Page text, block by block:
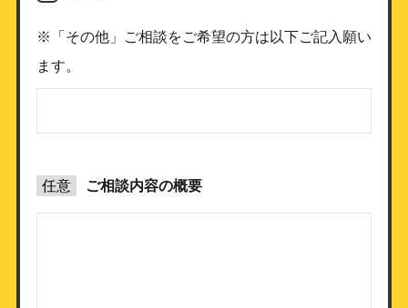
※「その他」ご相談をご希望の方は以下ご記入願い
ます。
任意 ご相談内容の概要